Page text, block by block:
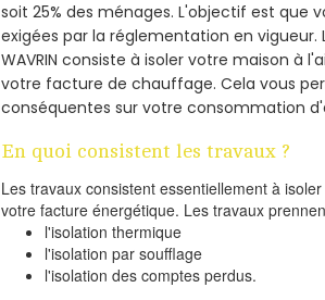
soit 25% des ménages.L'objectif est que
exigées par la réglementation en vigueur.
WAVRIN consiste à isoler votre maison à
votre facture de chauffage. Cela vous
conséquentes sur votre consommation
En quoi consistent les travaux ?
Les travaux consistent essentiellement à
votre facture énergétique. Les travaux
l'isolation thermique
l'isolation par soufflage
l'isolation des comptes perdus.